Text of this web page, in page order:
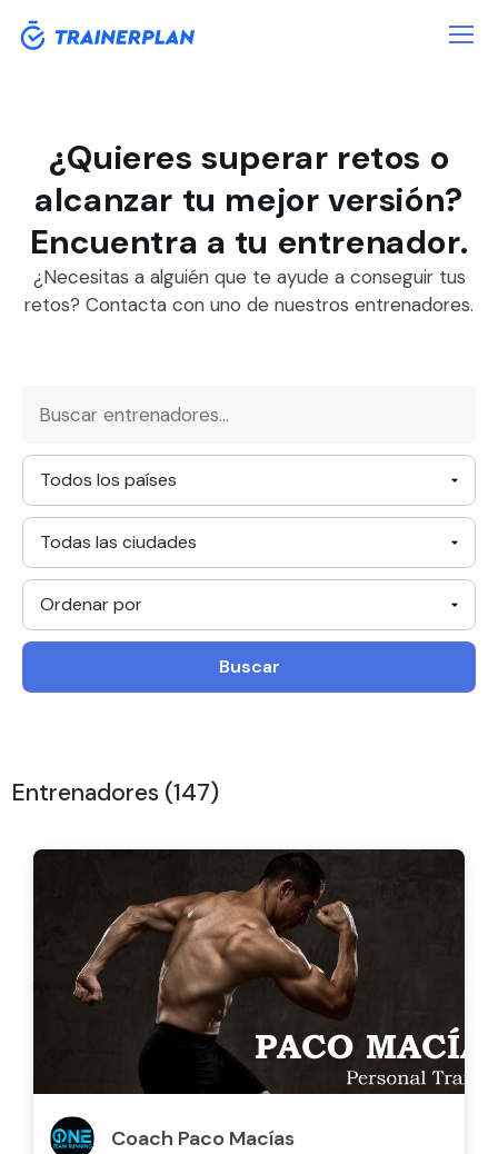
¿Quieres superar retos o
alcanzar tu mejor versión?
Encuentra a tu entrenador.
¿Necesitas a alguién que te ayude a conseguir tus
retos? Contacta con uno de nuestros entrenadores.
Buscar
Entrenadores (147)
Coach Paco Macías